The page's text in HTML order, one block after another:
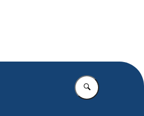
Vul in wat u